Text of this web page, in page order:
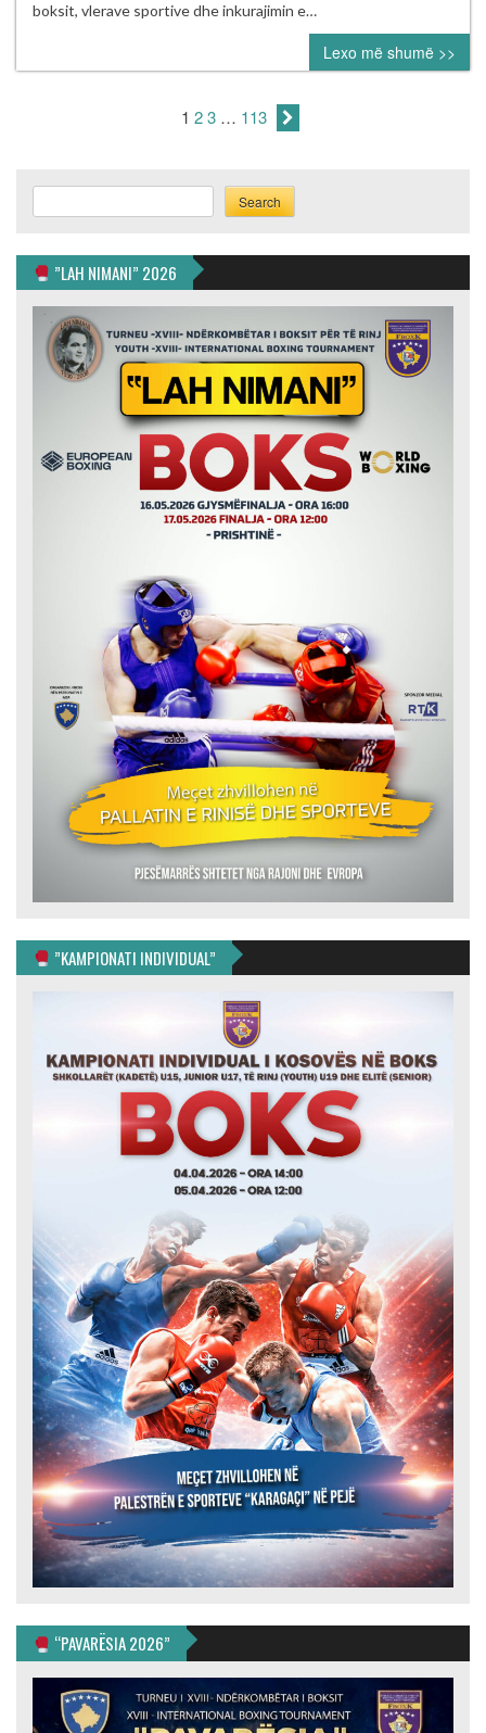
boksit
“Dita
e
boksit, vlerave sportive dhe inkurajimin e…
Lexo më shumë >>
1 23 … 113
Search Search
”LAH NIMANI” 2026
”KAMPIONATI INDIVIDUAL”
“PAVARËSIA 2026”